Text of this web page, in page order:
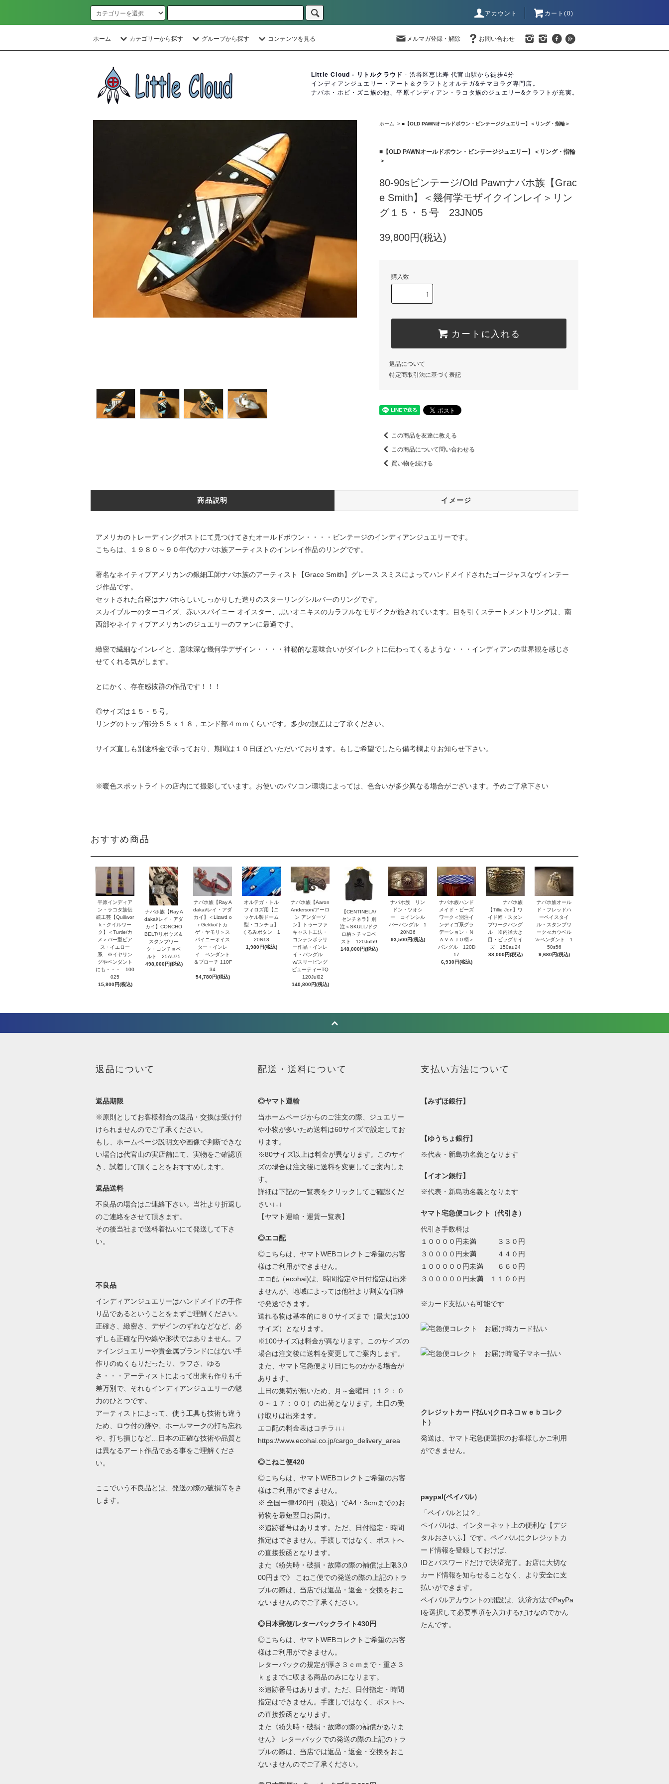
アカウント カート(0)
ホーム カテゴリーから探す グループから探す コンテンツを見る メルマガ登録・解除 お問い合わせ
Little Cloud - リトルクラウド - 渋谷区恵比寿 代官山駅から徒歩4分
インディアンジュエリー・アート＆クラフトとオルテガ&チマヨラグ専門店。
ナバホ・ホピ・ズニ族の他、平原インディアン・ラコタ族のジュエリー&クラフトが充実。
ホーム > ■【OLD PAWNオールドポウン・ビンテージジュエリー】＜リング・指輪＞
■【OLD PAWNオールドポウン・ビンテージジュエリー】＜リング・指輪
＞
80-90sビンテージ/Old Pawnナバホ族【Grac
e Smith】＜幾何学モザイクインレイ＞リン
グ１５・５号 23JN05
39,800円(税込)
購入数
カートに入れる
返品について
特定商取引法に基づく表記
この商品を友達に教える
この商品について問い合わせる
買い物を続ける
商品説明 イメージ
アメリカのトレーディングポストにて見つけてきたオールドポウン・・・・ビンテージのインディアンジュエリーです。
こちらは、１９８０～９０年代のナバホ族アーティストのインレイ作品のリングです。
著名なネイティブアメリカンの銀細工師ナバホ族のアーティスト【Grace Smith】グレース スミスによってハンドメイドされたゴージャスなヴィンテー
ジ作品です。
セットされた台座はナバホらしいしっかりした造りのスターリングシルバーのリングです。
スカイブルーのターコイズ、赤いスパイニー オイスター、黒いオニキスのカラフルなモザイクが施されています。目を引くステートメントリングは、南
西部やネイティブアメリカンのジュエリーのファンに最適です。
緻密で繊細なインレイと、意味深な幾何学デザイン・・・・神秘的な意味合いがダイレクトに伝わってくるような・・・インディアンの世界観を感じさ
せてくれる気がします。
とにかく、存在感抜群の作品です！！！
◎サイズは１５・５号。
リングのトップ部分５５ｘ１８，エンド部４ｍｍくらいです。多少の誤差はご了承ください。
サイズ直しも別途料金で承っており、期間は１０日ほどいただいております。もしご希望でしたら備考欄よりお知らせ下さい。
※暖色スポットライトの店内にて撮影しています。お使いのパソコン環境によっては、色合いが多少異なる場合がございます。予めご了承下さい
おすすめ商品
平原インディア
ン・ラコタ族伝
統工芸【Quillwor
k・クイルワー
ク】＜Turtle/カ
メ＞バー型ピア
ス・イエロー
系 ※イヤリン
グやペンダント
にも・・・ 100
025
15,800円(税込)
ナバホ族【Ray A
dakai/レイ・アダ
カイ】CONCHO
BELT/リポウズ＆
スタンプワー
ク・コンチョベ
ルト 25AU75
498,000円(税込)
ナバホ族【Ray A
dakai/レイ・アダ
カイ】＜Lizard o
r Gekko/トカ
ゲ・ヤモリ＞ス
パイニーオイス
ター・インレ
イ ペンダント
＆ブローチ 110F
34
54,780円(税込)
オルテガ・トル
フィロズ用【ニ
ッケル製ドーム
型・コンチョ】
くるみボタン 1
20N18
1,980円(税込)
ナバホ族【Aaron
Anderson/アーロ
ン アンダーソ
ン】トゥーファ
キャスト工法・
コンテンポラリ
ー作品・インレ
イ・バングル
w/スリーピング
ビューティーTQ
120Jul02
140,800円(税込)
【CENTINELA/
センチネラ】別
注＜SKULL/ドク
ロ柄＞チマヨベ
スト 120Jul59
148,000円(税込)
ナバホ族 リン
ドン・ツオシ
ー コインシル
バーバングル 1
20N36
93,500円(税込)
ナバホ族ハンド
メイド・ビーズ
ワーク＜別注イ
ンディゴ系グラ
デーション・Ｎ
ＡＶＡＪＯ柄＞
バングル 120D
17
6,930円(税込)
ナバホ族
【Tillie Jon】ワ
イド幅・スタン
プワークバング
ル ※内径大き
目・ビッグサイ
ズ 150au24
88,000円(税込)
ナバホ族オール
ド・フレッドハ
ーベイスタイ
ル・スタンプワ
ーク≪カウベル
≫ペンダント 1
50s56
9,680円(税込)
返品について
返品期限
※原則としてお客様都合の返品・交換は受け付
けられませんのでご了承ください。
もし、ホームページ説明文や画像で判断できな
い場合は代官山の実店舗にて、実物をご確認頂
き、試着して頂くことをおすすめします。
返品送料
不良品の場合はご連絡下さい。当社より折返し
のご連絡をさせて頂きます。
その後当社まで送料着払いにて発送して下さ
い。
不良品
インディアンジュエリーはハンドメイドの手作
り品であるということをまずご理解ください。
正確さ、緻密さ、デザインのずれなどなど、必
ずしも正確な円や線や形状ではありません。フ
ァインジュエリーや貴金属ブランドにはない手
作りのぬくもりだったり、ラフさ、ゆる
さ・・・アーティストによって出来も作りも千
差万別で、それもインディアンジュエリーの魅
力のひとつです。
アーティストによって、使う工具も技術も違う
ため、ロウ付の跡や、ホールマークの打ち忘れ
や、打ち損じなど…日本の正確な技術や品質と
は異なるアート作品である事をご理解くださ
い。
ここでいう不良品とは、発送の際の破損等をさ
します。
配送・送料について
◎ヤマト運輸
当ホームページからのご注文の際、ジュエリー
や小物が多いため送料は60サイズで設定してお
ります。
※80サイズ以上は料金が異なります。このサイ
ズの場合は注文後に送料を変更してご案内しま
す。
詳細は下記の一覧表をクリックしてご確認くだ
さい↓↓↓
【ヤマト運輸・運賃一覧表】
◎エコ配
◎こちらは、ヤマトWEBコレクトご希望のお客
様はご利用ができません。
エコ配（ecohai)は、時間指定や日付指定は出来
ませんが、地域によっては他社より割安な価格
で発送できます。
送れる物は基本的に８０サイズまで（最大は100
サイズ）となります。
※100サイズは料金が異なります。このサイズの
場合は注文後に送料を変更してご案内します。
また、ヤマト宅急便より日にちのかかる場合が
あります。
土日の集荷が無いため、月～金曜日（１２：０
０～１７：００）の出荷となります。土日の受
け取りは出来ます。
エコ配の料金表はコチラ↓↓↓
https://www.ecohai.co.jp/cargo_delivery_area
◎こねこ便420
◎こちらは、ヤマトWEBコレクトご希望のお客
様はご利用ができません。
※ 全国一律420円（税込）でA4・3cmまでのお
荷物を最短翌日お届け。
※追跡番号はあります。ただ、日付指定・時間
指定はできません。手渡しではなく、ポストへ
の直接投函となります。
また《紛失時・破損・故障の際の補償は上限3,0
00円まで》 こねこ便での発送の際の上記のトラ
ブルの際は、当店では返品・返金・交換をおこ
ないませんのでご了承ください。
◎日本郵便/レターパックライト430円
◎こちらは、ヤマトWEBコレクトご希望のお客
様はご利用ができません。
レターパックの規定が厚さ３ｃｍまで・重さ３
ｋｇまでに収まる商品のみになります。
※追跡番号はあります。ただ、日付指定・時間
指定はできません。手渡しではなく、ポストへ
の直接投函となります。
また《紛失時・破損・故障の際の補償がありま
せん》 レターパックでの発送の際の上記のトラ
ブルの際は、当店では返品・返金・交換をおこ
ないませんのでご了承ください。
支払い方法について
【みずほ銀行】
【ゆうちょ銀行】
※代表・新島功名義となります
【イオン銀行】
※代表・新島功名義となります
ヤマト宅急便コレクト（代引き）
代引き手数料は
１００００円未満 ３３０円
３００００円未満 ４４０円
１０００００円未満 ６６０円
３０００００円未満 １１００円
※カード支払いも可能です
クレジットカード払い(クロネコｗｅｂコレク
ト）
発送は、ヤマト宅急便選択のお客様しかご利用
ができません。
paypal(ペイパル）
「ペイパルとは？」
ペイパルは、インターネット上の便利な【デジ
タルおさいふ】です。ペイパルにクレジットカ
ード情報を登録しておけば、
IDとパスワードだけで決済完了。お店に大切な
カード情報を知らせることなく、より安全に支
払いができます。
ペイパルアカウントの開設は、決済方法でPayPa
lを選択して必要事項を入力するだけなのでかん
たんです。